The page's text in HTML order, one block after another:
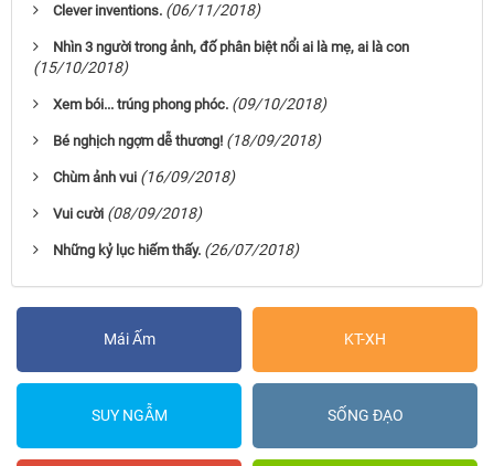
Clever inventions. (06/11/2018)
Nhìn 3 người trong ảnh, đố phân biệt nổi ai là mẹ, ai là con
(15/10/2018)
Xem bói... trúng phong phóc. (09/10/2018)
Bé nghịch ngợm dễ thương! (18/09/2018)
Chùm ảnh vui (16/09/2018)
Vui cười (08/09/2018)
Những kỷ lục hiếm thấy. (26/07/2018)
Mái Ấm KT-XH
SUY NGẪM SỐNG ĐẠO